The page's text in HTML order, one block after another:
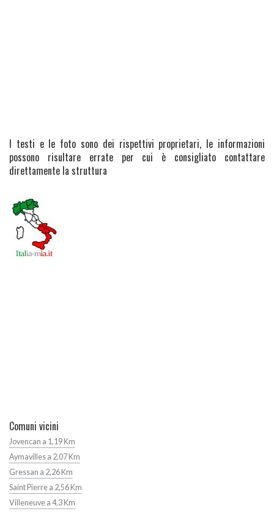
I testi e le foto sono dei rispettivi proprietari, le informazioni
possono risultare errate per cui è consigliato contattare
direttamente la struttura
Comuni vicini
Jovencan a 1,19 Km
Aymavilles a 2,07 Km
Gressan a 2,26 Km
Saint Pierre a 2,56 Km
Villeneuve a 4,3 Km